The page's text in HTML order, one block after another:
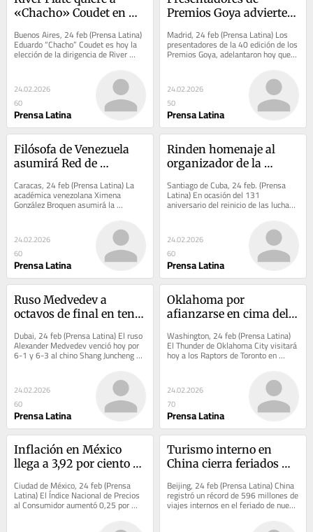
«Chacho» Coudet en
Buenos Aires, 24 feb (Prensa Latina)
Eduardo “Chacho” Coudet es hoy la
elección de la dirigencia de River
Plate para ocupar el puesto de DT
24.02.2026
60
Prensa Latina
Premios Goya advierten
ICE
Madrid, 24 feb (Prensa Latina) Los
presentadores de la 40 edición de los
Premios Goya, adelantaron hoy que
están abiertos a hablar de temas
24.02.2026
50
Prensa Latina
Filósofa de Venezuela
asumirá Red de
Caracas, 24 feb (Prensa Latina) La
académica venezolana Ximena
González Broquen asumirá la
coordinación internacional de la Red
24.02.2026
60
Prensa Latina
Rinden homenaje al
organizador de la
Santiago de Cuba, 24 feb. (Prensa
Latina) En ocasión del 131
aniversario del reinicio de las luchas
24.02.2026
60
Prensa Latina
Ruso Medvedev a
octavos de final en tenis
Dubai, 24 feb (Prensa Latina) El ruso
Alexander Medvedev venció hoy por
6-1 y 6-3 al chino Shang Juncheng y
accedió a los octavos de final del...
24.02.2026
60
Prensa Latina
Oklahoma por
afianzarse en cima del
Washington, 24 feb (Prensa Latina)
El Thunder de Oklahoma City visitará
hoy a los Raptors de Toronto en
busca de una victoria que lo consolide
24.02.2026
70
Prensa Latina
Inflación en México
llega a 3,92 por ciento
febrero
Ciudad de México, 24 feb (Prensa
Latina) El Índice Nacional de Precios
al Consumidor aumentó 0,25 por
ciento en la primera quincena de
Turismo interno en
China cierra feriados
Beijing, 24 feb (Prensa Latina) China
registró un récord de 596 millones de
viajes internos en el feriado de nueve
días y los turistas gastaron 803...